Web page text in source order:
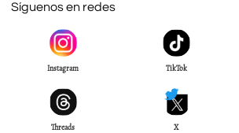
Síguenos en redes
Instagram TikTok
Threads X